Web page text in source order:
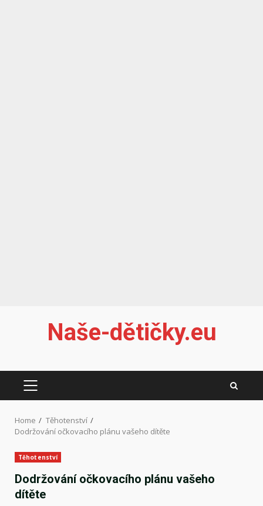
Naše-dětičky.eu
PRIMARY
Home
Těhotenství
Dodržování očkovacího plánu vašeho dítěte
Těhotenství
Dodržování očkovacího plánu vašeho
dítěte